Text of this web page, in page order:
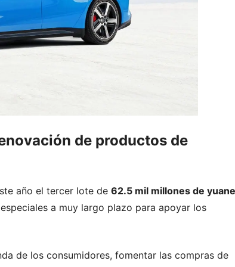
de productos de
año el tercer lote de 62.5 mil millones de
a muy largo plazo para apoyar los
de los consumidores, fomentar las compras de